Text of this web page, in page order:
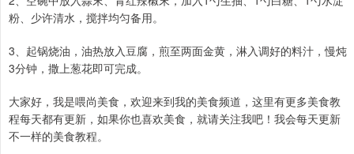
粉、少许清水，搅拌均匀备用。
3、起锅烧油，油热放入豆腐，煎至两面金黄，淋入调好的料汁，慢炖
3分钟，撒上葱花即可完成。
大家好，我是喂尚美食，欢迎来到我的美食频道，这里有更多美食教
程每天都有更新，如果你也喜欢美食，就请关注我吧！我会每天更新
不一样的美食教程。